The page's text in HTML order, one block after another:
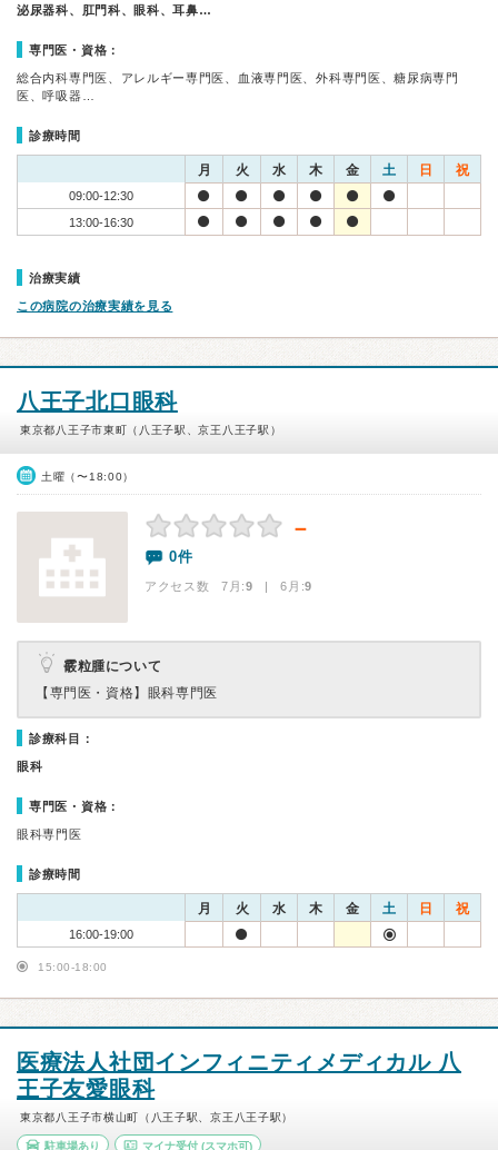
泌尿器科、肛門科、眼科、耳鼻…
専門医・資格：
総合内科専門医、アレルギー専門医、血液専門医、外科専門医、糖尿病専門
医、呼吸器…
診療時間
月 火 水 木 金 土 日 祝
09:00-12:30
13:00-16:30
治療実績
この病院の治療実績を見る
八王子北口眼科
東京都八王子市東町（八王子駅、京王八王子駅）
土曜（〜18:00）
－
0件
アクセス数 7月:9 | 6月:9
霰粒腫について
【専門医・資格】 眼科専門医
診療科目：
眼科
専門医・資格：
眼科専門医
診療時間
月 火 水 木 金 土 日 祝
16:00-19:00
15:00-18:00
医療法人社団インフィニティメディカル 八
王子友愛眼科
東京都八王子市横山町（八王子駅、京王八王子駅）
駐車場あり マイナ受付(スマホ可)